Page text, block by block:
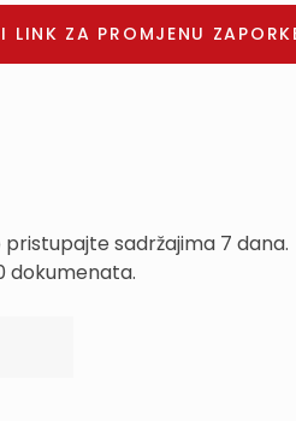
sadržajima 7 dana.
dokumenata.